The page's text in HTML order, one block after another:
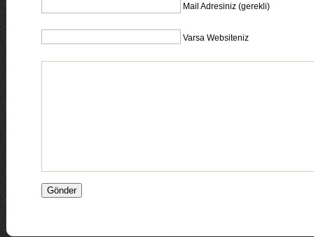
Mail Adresiniz (gerekli)
Varsa Websiteniz